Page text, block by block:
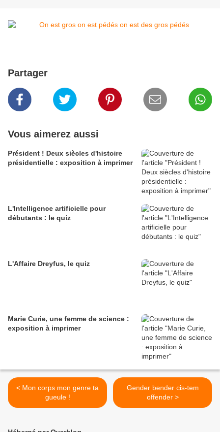
Partager
Vous aimerez aussi
Président ! Deux siècles d'histoire
présidentielle : exposition à imprimer
L'Intelligence artificielle pour
débutants : le quiz
L'Affaire Dreyfus, le quiz
Marie Curie, une femme de science :
exposition à imprimer
< Mon corps mon genre ta
gueule !
Gender bender cis-tem
offender >